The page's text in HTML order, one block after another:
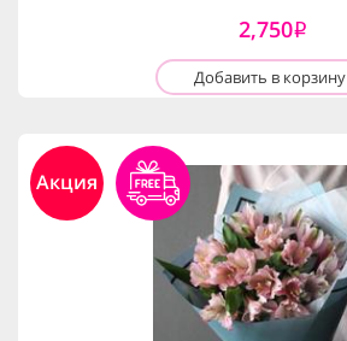
2,750i
Добавить в корзину
Акция